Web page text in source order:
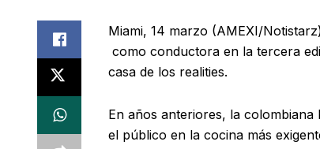
Miami, 14 marzo (AMEXI/
como conductora en la tercera
casa de los realities.
En años anteriores, la
el público en la cocina más